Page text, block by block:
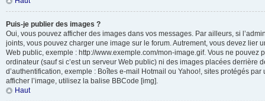
Puis-je publier des images ?
Oui, vous pouvez afficher des images dans vos messages. Par ailleurs, si
joints, vous pouvez charger une image sur le forum. Autrement, vous devez lier
Web public, exemple : http://www.exemple.com/mon-image.gif. Vous ne pouvez
ordinateur (sauf si c’est un serveur Web public) ni des images placées derrière
d’authentification, exemple : Boîtes e-mail Hotmail ou Yahoo!, sites protégés par
afficher l’image, utilisez la balise BBCode [img].
Haut